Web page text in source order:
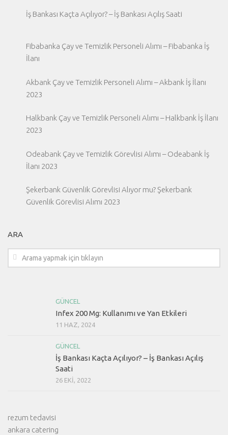
İş Bankası Kaçta Açılıyor? – İş Bankası Açılış Saati
Fibabanka Çay ve Temizlik Personeli Alımı – Fibabanka İş
İlanı
Akbank Çay ve Temizlik Personeli Alımı – Akbank İş İlanı
2023
Halkbank Çay ve Temizlik Personeli Alımı – Halkbank İş İlanı
2023
Odeabank Çay ve Temizlik Görevlisi Alımı – Odeabank İş
İlanı 2023
Şekerbank Güvenlik Görevlisi Alıyor mu? Şekerbank
Güvenlik Görevlisi Alımı 2023
ARA
GÜNCEL
Infex 200 Mg: Kullanımı ve Yan Etkileri
11 HAZ, 2024
GÜNCEL
İş Bankası Kaçta Açılıyor? – İş Bankası Açılış
Saati
26 EKI, 2022
rezum tedavisi
ankara catering